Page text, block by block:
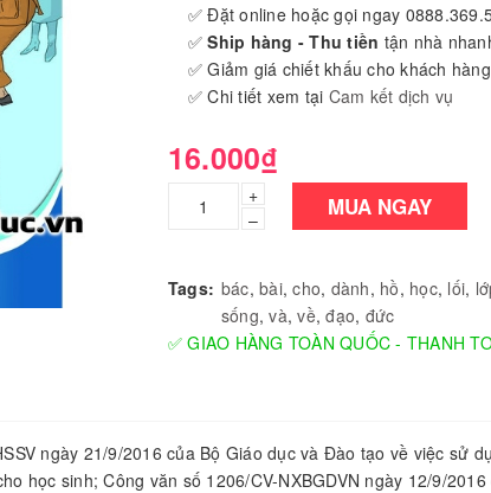
✅ Đặt online hoặc gọi ngay
✅Ship hàng - Thu tiền tận nhà
✅ Giảm giá chiết khấu cho khách
✅ Chi tiết xem tại Cam kết dịch vụ
16.000₫
+
–
MUA NGAY
Tags: bác, bài,cho, dành, hồ, học, lối,
sống,và,về,đạo, đức
✅ GIAO HÀNG TOÀN QUỐC - THANH
ngày 21/9/2016 của Bộ Giáo dục và Đào tạo về việc sử
học sinh; Công văn số 1206/CV-NXBGDVN ngày 12/9/